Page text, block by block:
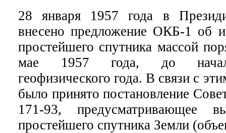
28 января 1957 года в
внесено предложение ОКБ-1 об
простейшего спутника массой
мае 1957 года, до
геофизического года. В связи с
было принято постановление
171-93, предусматривающее
простейшего спутника Земли